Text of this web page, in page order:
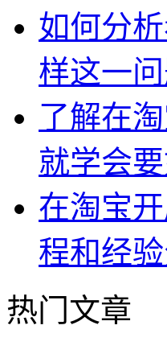
如何分
样这一问
了解在
就学会
在淘宝
程和经
热门文章